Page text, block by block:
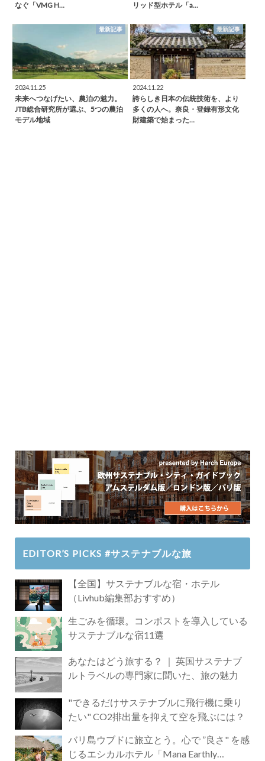
なぐ「VMG H…
リッド型ホテル「a…
最新記事
2024.11.25
未来へつなげたい、農泊の魅力。
JTB総合研究所が選ぶ、5つの農泊
モデル地域
最新記事
2024.11.22
誇らしき日本の伝統技術を、より
多くの人へ。奈良・登録有形文化
財建築で始まった…
EDITOR’S PICKS #サステナブルな旅
【全国】サステナブルな宿・ホテル
（Livhub編集部おすすめ）
生ごみを循環。コンポストを導入している
サステナブルな宿11選
あなたはどう旅する？ ｜ 英国サステナブ
ルトラベルの専門家に聞いた、旅の魅力
"できるだけサステナブルに飛行機に乗り
たい" CO2排出量を抑えて空を飛ぶには？
バリ島ウブドに旅立とう。心で ”良さ" を感
じるエシカルホテル「Mana Earthly